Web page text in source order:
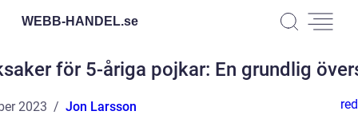
WEBB-HANDEL.se
för 5-åriga pojkar: En grundlig
2023 Jon Larsson